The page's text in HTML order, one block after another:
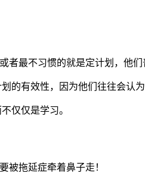
者最不习惯的就是定计划，他
的有效性，因为他们往往会认
仅仅是学习。
被拖延症牵着鼻子走！